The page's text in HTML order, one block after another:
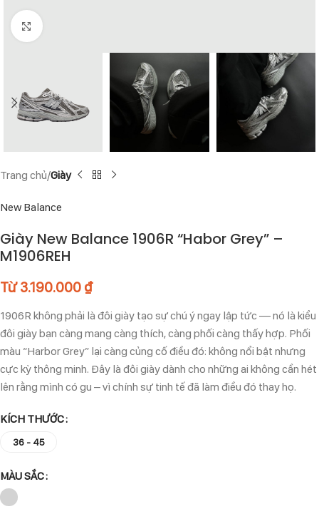
Click to enlarge
Trang chủ Giày
New Balance
Giày New Balance 1906R “Habor Grey” –
M1906REH
Từ3.190.000 ₫
1906R không phải là đôi giày tạo sự chú ý ngay lập tức — nó là kiểu
đôi giày bạn càng mang càng thích, càng phối càng thấy hợp. Phối
màu “Harbor Grey” lại càng củng cố điều đó: không nổi bật nhưng
cực kỳ thông minh. Đây là đôi giày dành cho những ai không cần hét
lên rằng mình có gu – vì chính sự tinh tế đã làm điều đó thay họ.
KÍCH THƯỚC
36 - 45
MÀU SẮC